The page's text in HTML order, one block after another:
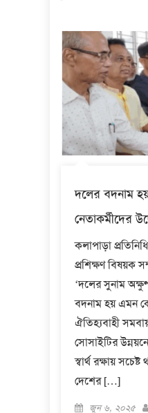
দলের বদনাম
নেতাকর্মীদের
কলাপাড়া
প্রশিক্ষণ বিষয়ক
‘দলের সুনাম
বদনাম হয় এমন
ঐতিহ্যবাহী
সোসাইটির
স্বার্থ রক্ষায়
দেশের […]
Posted
জুন ৬, ২০২৫